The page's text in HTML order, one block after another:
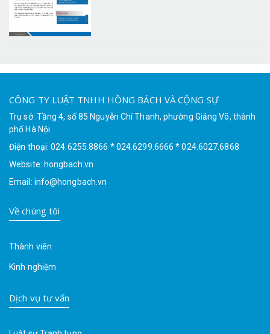
CÔNG TY LUẬT TNHH HỒNG BÁCH VÀ CỘNG SỰ
Trụ sở: Tầng 4, số 85 Nguyễn Chí Thanh, phường Giảng Võ, thành
phố Hà Nội.
Điện thoại: 024.6255.8866 * 024.6299.6666 * 024.6027.6868
Website: hongbach.vn
Email: info@hongbach.vn
Về chúng tôi
Thành viên
Kinh nghiệm
Dịch vụ tư vấn